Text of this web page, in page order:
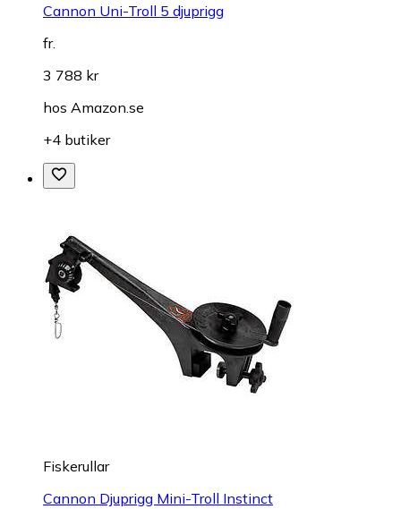
Cannon Uni-Troll 5 djuprigg
fr.
3 788 kr
hos Amazon.se
+4 butiker
Fiskerullar
Cannon Djuprigg Mini-Troll Instinct